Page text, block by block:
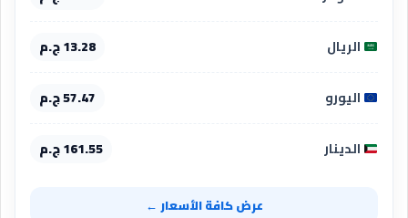
الريال 13.28 ج.م
اليورو 57.47 ج.م
الدينار 161.55 ج.م
عرض كافة الأسعار ←